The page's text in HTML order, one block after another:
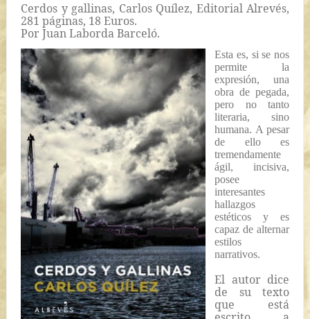
Cerdos y gallinas, Carlos Quílez, Editorial Alrevés,
281 páginas, 18 Euros.
Por Juan Laborda Barceló.
Esta es, si se nos
permite la
expresión, una
obra de pegada,
pero no tanto
literaria, sino
humana. A pesar
de ello es
tremendamente
ágil, incisiva,
posee
interesantes
hallazgos
estéticos y es
capaz de alternar
estilos
narrativos.
El autor dice
de su texto
que está